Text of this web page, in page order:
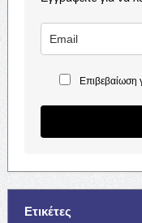
Επιβεβαίωση
Ετικέτες